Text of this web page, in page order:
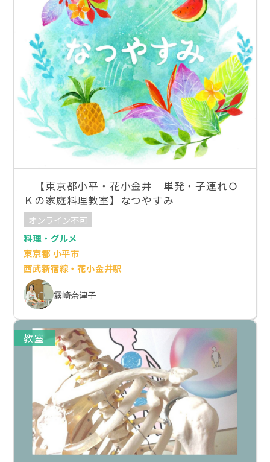
【東京都小平・花小金井 単発・子連れＯ
Ｋの家庭料理教室】なつやすみ
オンライン不可
料理・グルメ
東京都 小平市
西武新宿線・花小金井駅
露崎奈津子
教室